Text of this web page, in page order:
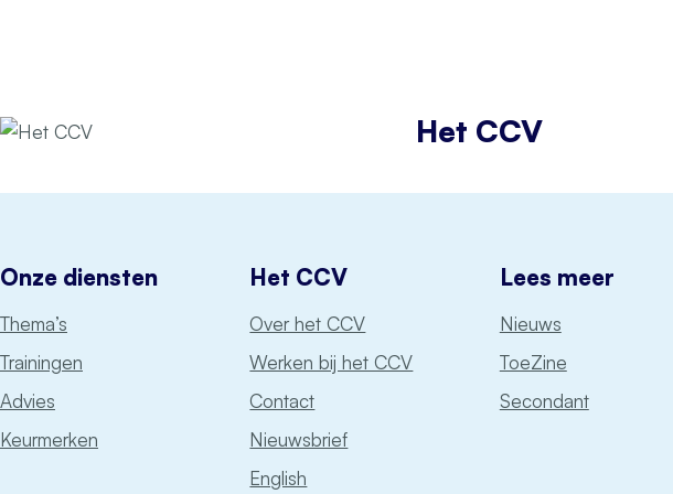
Het CCV
Onze diensten
Thema’s
Trainingen
Advies
Keurmerken
Het CCV
Over het CCV
Werken bij het CCV
Contact
Nieuwsbrief
English
Lees meer
Nieuws
ToeZine
Secondant